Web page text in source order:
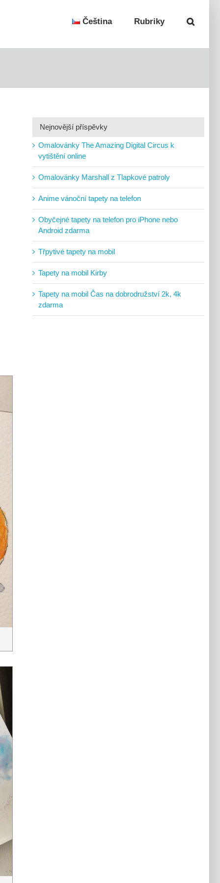
Čeština Rubriky
Nejnovější příspěvky
Omalovánky The Amazing Digital Circus k
vytištění online
Omalovánky Marshall z Tlapkové patroly
Anime vánoční tapety na telefon
Obyčejné tapety na telefon pro iPhone nebo
Android zdarma
Třpytivé tapety na mobil
Tapety na mobil Kirby
Tapety na mobil Čas na dobrodružství 2k, 4k
zdarma